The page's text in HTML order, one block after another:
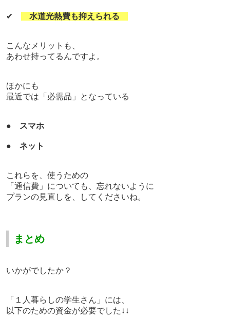
✔ 水道光熱費も抑えられる
こんなメリットも、
あわせ持ってるんですよ。
ほかにも
最近では「必需品」となっている
● スマホ
● ネット
これらを、使うための
「通信費」についても、 忘れないように
プランの見直しを、してくださいね。
まとめ
いかがでしたか？
「１人暮らしの学生さん」には、
以下のための資金が必要でした↓↓